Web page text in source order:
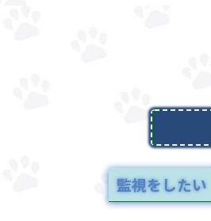
監視をしたい